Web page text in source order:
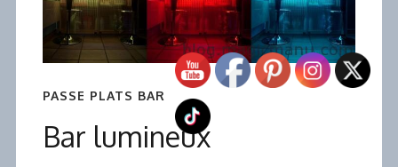
PASSE PLATS BAR
Bar lumineux